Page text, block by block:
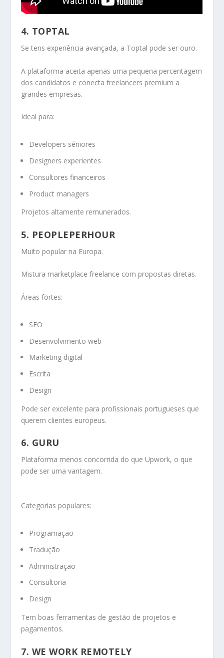
4. TOPTAL
Se tens experiência avançada, a Toptal pode ser ouro.
A plataforma aceita apenas uma pequena percentagem
dos candidatos e conecta freelancers premium a
grandes empresas.
Ideal para:
Developers séniores
Designers experientes
Consultores financeiros
Product managers
Projetos altamente remunerados.
5. PEOPLEPERHOUR
Muito popular na Europa.
Mistura marketplace freelance com propostas diretas.
Áreas fortes:
SEO
Desenvolvimento web
Marketing digital
Escrita
Design
Pode ser excelente para profissionais portugueses que
querem clientes europeus.
6. GURU
Plataforma menos concorrida do que Upwork, o que
pode ser uma vantagem.
Categorias populares:
Programação
Tradução
Administração
Consultoria
Design
Tem boas ferramentas de gestão de projetos e
pagamentos.
7. WE WORK REMOTELY